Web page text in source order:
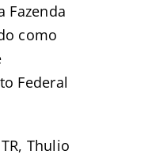
Fazenda
como
Federal
Thulio